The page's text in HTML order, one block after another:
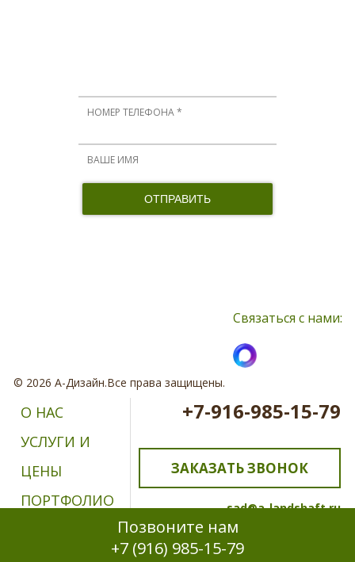
© 2026 А-Дизайн.Все права защищены.
Связаться с нами:
О НАС
УСЛУГИ И
ЦЕНЫ
ПОРТФОЛИО
+7-916-985-15-79
ЗАКАЗАТЬ ЗВОНОК
sad@a-landshaft.ru
Позвоните нам
+7 (916) 985-15-79